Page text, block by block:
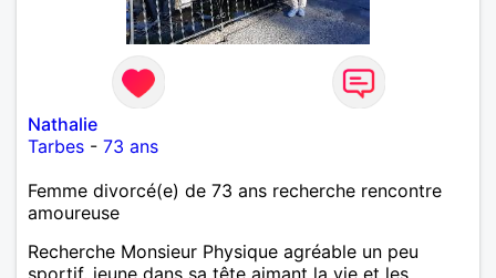
Nathalie
Tarbes - 73 ans
Femme divorcé(e) de 73 ans recherche rencontre
amoureuse
Recherche Monsieur Physique agréable un peu
sportif, jeune dans sa tête aimant la vie et les